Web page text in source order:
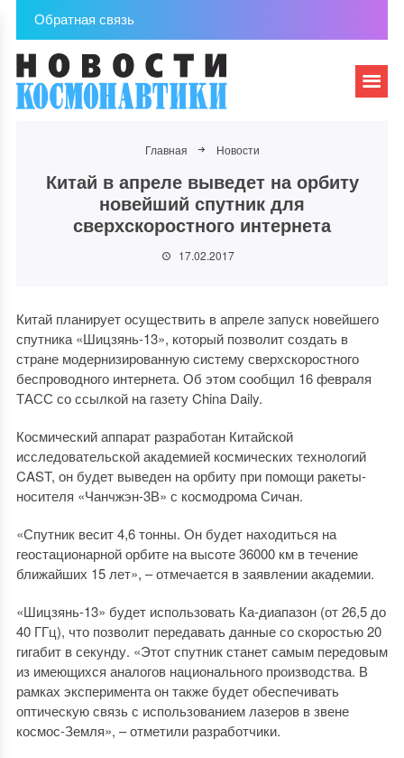
Обратная связь
Главная Новости
Китай в апреле выведет на орбиту
новейший спутник для
сверхскоростного интернета
17.02.2017
Китай планирует осуществить в апреле запуск новейшего
спутника «Шицзянь-13», который позволит создать в
стране модернизированную систему сверхскоростного
беспроводного интернета. Об этом сообщил 16 февраля
ТАСС со ссылкой на газету China Daily.
Космический аппарат разработан Китайской
исследовательской академией космических технологий
CAST, он будет выведен на орбиту при помощи ракеты-
носителя «Чанчжэн-3В» с космодрома Сичан.
«Спутник весит 4,6 тонны. Он будет находиться на
геостационарной орбите на высоте 36000 км в течение
ближайших 15 лет», – отмечается в заявлении академии.
«Шицзянь-13» будет использовать Ка-диапазон (от 26,5 до
40 ГГц), что позволит передавать данные со скоростью 20
гигабит в секунду. «Этот спутник станет самым передовым
из имеющихся аналогов национального производства. В
рамках эксперимента он также будет обеспечивать
оптическую связь с использованием лазеров в звене
космос-Земля», – отметили разработчики.